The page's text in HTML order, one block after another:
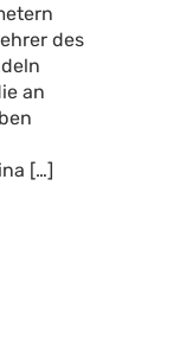
des
an
[…]